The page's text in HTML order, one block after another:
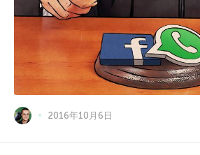
2016年10月6日